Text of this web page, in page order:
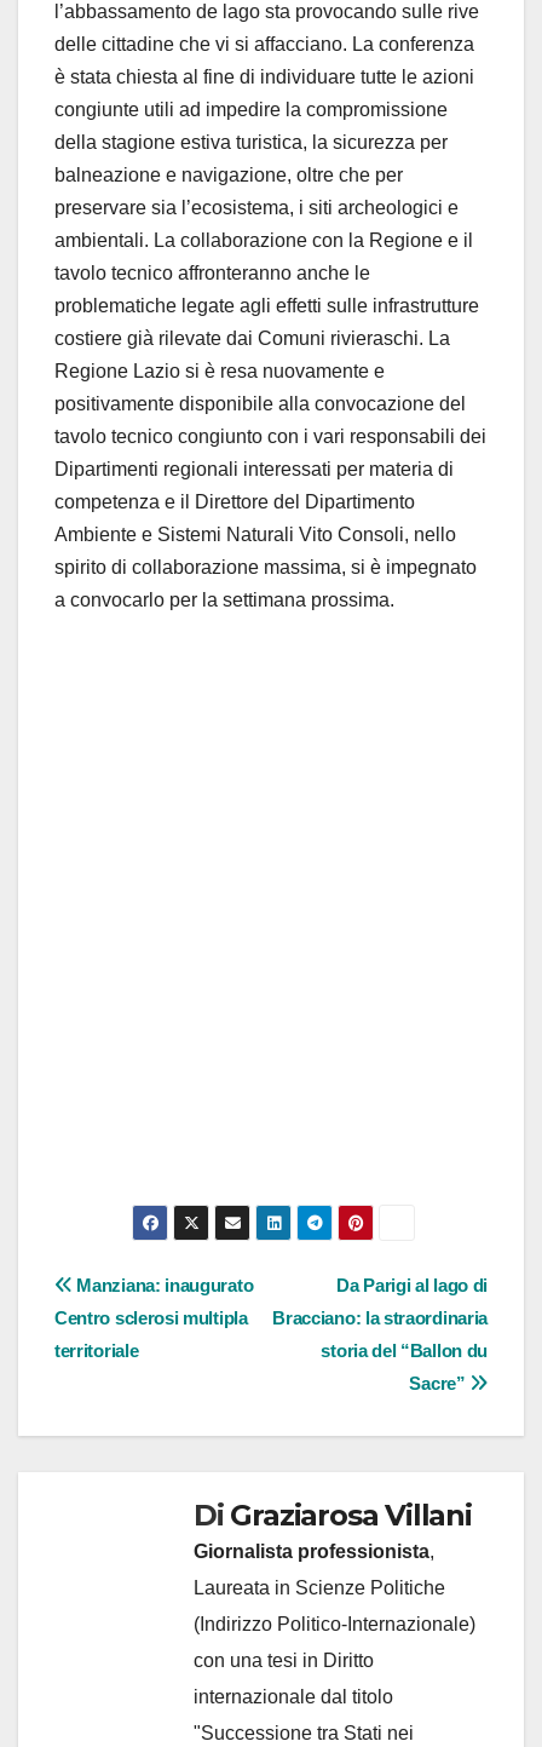
l’abbassamento de lago sta provocando sulle rive
delle cittadine che vi si affacciano. La conferenza
è stata chiesta al fine di individuare tutte le azioni
congiunte utili ad impedire la compromissione
della stagione estiva turistica, la sicurezza per
balneazione e navigazione, oltre che per
preservare sia l’ecosistema, i siti archeologici e
ambientali. La collaborazione con la Regione e il
tavolo tecnico affronteranno anche le
problematiche legate agli effetti sulle infrastrutture
costiere già rilevate dai Comuni rivieraschi. La
Regione Lazio si è resa nuovamente e
positivamente disponibile alla convocazione del
tavolo tecnico congiunto con i vari responsabili dei
Dipartimenti regionali interessati per materia di
competenza e il Direttore del Dipartimento
Ambiente e Sistemi Naturali Vito Consoli, nello
spirito di collaborazione massima, si è impegnato
a convocarlo per la settimana prossima.
Navigazione
articoli
Da Parigi al lago di
Bracciano: la straordinaria
storia del “Ballon du
Sacre”
Manziana: inaugurato
Centro sclerosi multipla
territoriale
Di Graziarosa Villani
Giornalista professionista,
Laureata in Scienze Politiche
(Indirizzo Politico-Internazionale)
con una tesi in Diritto
internazionale dal titolo
"Successione tra Stati nei